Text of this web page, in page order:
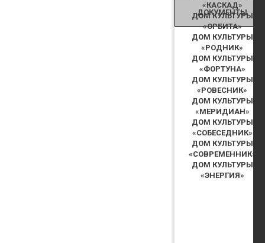
«КАСКАД»
ДОМ КУЛЬТУРЫ
«ОРБИТА»
ДОМ КУЛЬТУРЫ
«РОДНИК»
ДОМ КУЛЬТУРЫ
«ФОРТУНА»
ДОМ КУЛЬТУРЫ
«РОВЕСНИК»
ДОМ КУЛЬТУРЫ
«МЕРИДИАН»
ДОМ КУЛЬТУРЫ
«СОБЕСЕДНИК»
ДОМ КУЛЬТУРЫ
«СОВРЕМЕННИК»
ДОМ КУЛЬТУРЫ
«ЭНЕРГИЯ»
ДОКУМЕНТЫ